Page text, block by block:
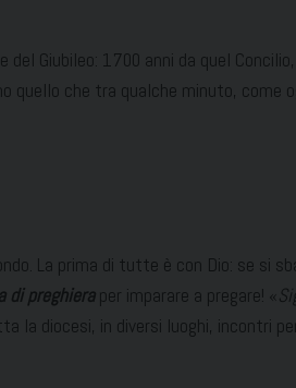
Giubileo: 1700 anni da quel
quello che tra qualche minuto, come
La prima di tutte è con Dio: se si
di preghieraper imparare a pregare! «
la diocesi, in diversi luoghi, incontri